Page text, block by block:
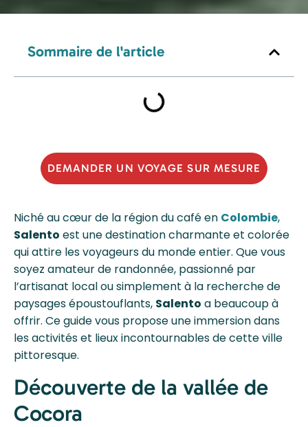
Niché au cœur de la région du café en Colombie,
Salento est une destination charmante et colorée
qui attire les voyageurs du monde entier. Que vous
soyez amateur de randonnée, passionné par
l’artisanat local ou simplement à la recherche de
paysages époustouflants, Salento a beaucoup à
offrir. Ce guide vous propose une immersion dans
les activités et lieux incontournables de cette ville
pittoresque.
Découverte de la vallée de
Cocora
Sommaire de l'article
DEMANDER UN VOYAGE SUR MESURE